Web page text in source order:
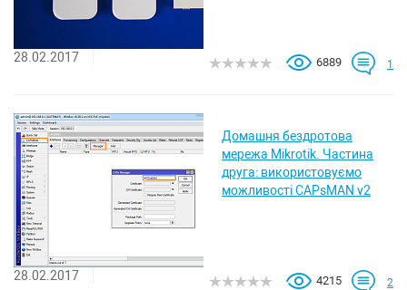
28.02.2017 6889 1
Домашня бездротова
мережа Mikrotik. Частина
друга: використовуємо
можливості CAPsMAN v2
28.02.2017 4215 2